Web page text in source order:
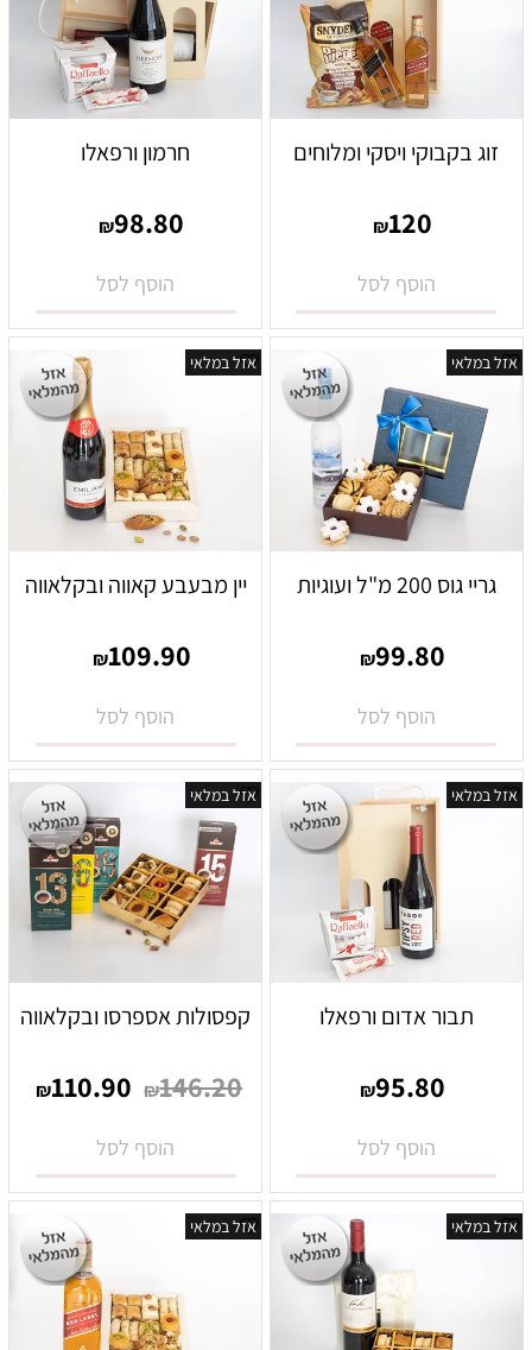
זוג בקבוקי ויסקי ומלוחים
₪120
הוסף לסל
חרמון ורפאלו
₪98.80
הוסף לסל
אזל במלאי
גריי גוס 200 מ"ל ועוגיות
₪99.80
הוסף לסל
אזל במלאי
יין מבעבע קאווה ובקלאווה
₪109.90
הוסף לסל
אזל במלאי
תבור אדום ורפאלו
₪95.80
הוסף לסל
אזל במלאי
קפסולות אספרסו ובקלאווה
₪146.20
₪110.90
הוסף לסל
אזל במלאי אזל במלאי